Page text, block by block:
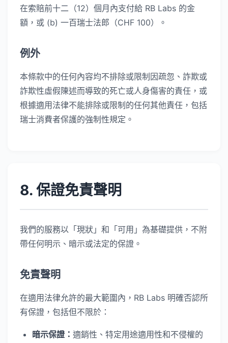
在索賠前十二（12）個月內支付給 RB Labs 的金
額，或 (b) 一百瑞士法郎（CHF 100）。
例外
本條款中的任何內容均不排除或限制因疏忽、詐欺或
詐欺性虛假陳述而導致的死亡或人身傷害的責任，或
根據適用法律不能排除或限制的任何其他責任，包括
瑞士消費者保護的強制性規定。
8. 保證免責聲明
我們的服務以「現狀」和「可用」為基礎提供，不附
帶任何明示、暗示或法定的保證。
免責聲明
在適用法律允許的最大範圍內，RB Labs 明確否認所
有保證，包括但不限於：
暗示保證： 適銷性、特定用途適用性和不侵權的